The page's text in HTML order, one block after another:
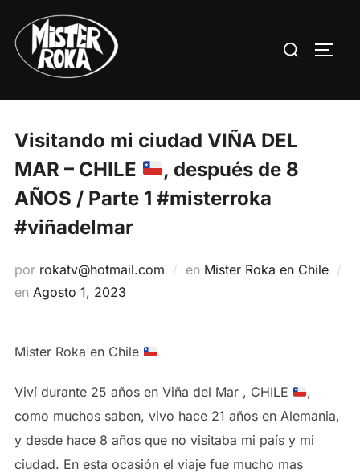
contenido
Buscar:
Visitando mi ciudad VIÑA DEL
MAR – CHILE
, después de 8
AÑOS / Parte 1 #misterroka
#viñadelmar
por rokatv@hotmail.com en Mister Roka en Chile
en Publicado
Agosto 1, 2023
Mister Roka en Chile
Viví durante 25 años en Viña del Mar , CHILE
,
como muchos saben, vivo hace 21 años en Alemania,
y desde hace 8 años que no visitaba mi país y mi
ciudad. En esta ocasión el viaje fue mucho mas